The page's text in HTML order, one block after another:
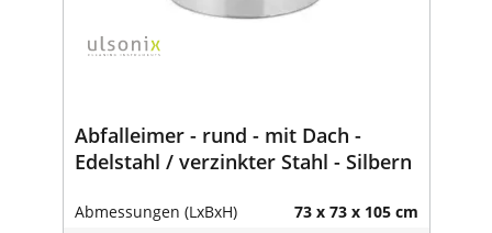
Abfalleimer - rund - mit Dach -
Edelstahl / verzinkter Stahl - Silbern
Abmessungen (LxBxH) 73 x 73 x 105 cm